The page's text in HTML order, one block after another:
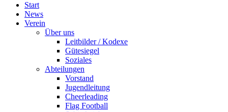
Start
News
Verein
Über uns
Leitbilder / Kodexe
Gütesiegel
Soziales
Abteilungen
Vorstand
Jugendleitung
Cheerleading
Flag Football